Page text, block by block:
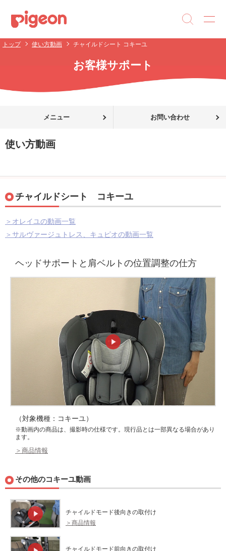
トップ 使い方動画 チャイルドシート コキーユ
お客様サポート
メニュー お問い合わせ
使い方動画
チャイルドシート コキーユ
＞オレイユの動画一覧
＞サルヴァージュトレス、キュピオの動画一覧
ヘッドサポートと肩ベルトの位置調整の仕方
（対象機種：コキーユ）
※動画内の商品は、撮影時の仕様です。現行品とは一部異なる場合があり
ます。
＞商品情報
その他のコキーユ動画
チャイルドモード後向きの取付け
＞商品情報
チャイルドモード前向きの取付け